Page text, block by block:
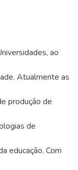
ao
Atualmente as
produção de
de
educação. Com